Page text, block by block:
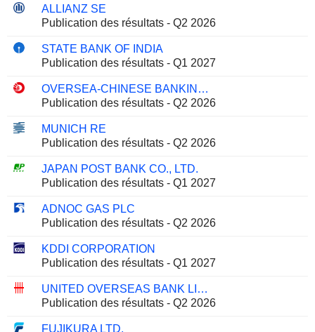
ALLIANZ SE
Publication des résultats - Q2 2026
STATE BANK OF INDIA
Publication des résultats - Q1 2027
OVERSEA-CHINESE BANKING CORPORATION LIMITED
Publication des résultats - Q2 2026
MUNICH RE
Publication des résultats - Q2 2026
JAPAN POST BANK CO., LTD.
Publication des résultats - Q1 2027
ADNOC GAS PLC
Publication des résultats - Q2 2026
KDDI CORPORATION
Publication des résultats - Q1 2027
UNITED OVERSEAS BANK LIMITED
Publication des résultats - Q2 2026
FUJIKURA LTD.